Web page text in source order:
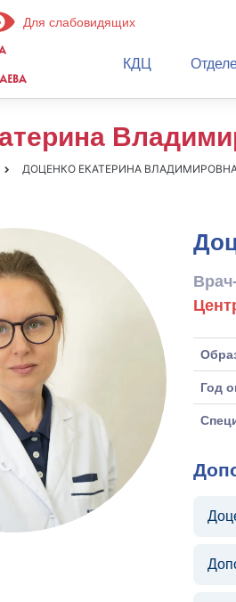
Для слабовидящих
КДЦ
ДОЦЕНКО ЕКАТЕРИНА
Год